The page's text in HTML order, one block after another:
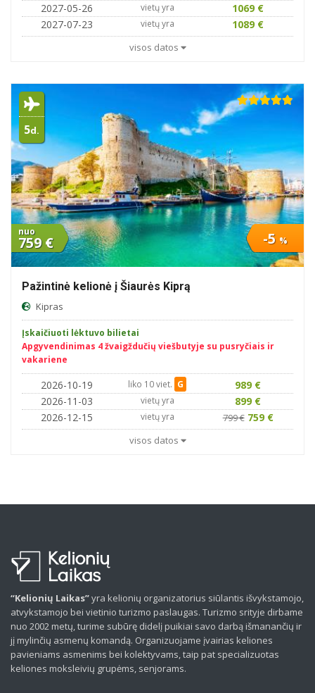
2027-05-26
vietų yra
1069 €
2027-07-23
vietų yra 1089 €
visos datos
5d.
nuo
759 € -5 %
Pažintinė kelionė į Šiaurės Kiprą
Kipras
Įskaičiuoti lėktuvo bilietai
Apgyvendinimas 4 žvaigždučių viešbutyje su pusryčiais ir
vakariene
2026-10-19 liko 10 viet. G
989 €
2026-11-03
vietų yra
899 €
2026-12-15
vietų yra 799 € 759 €
visos datos
“Kelionių Laikas”yra kelionių organizatorius siūlantis išvykstamojo,
atvykstamojo bei vietinio turizmo paslaugas. Turizmo srityje dirbame
nuo 2002 metų, turime subūrę didelį puikiai savo darbą išmanančių ir
jį mylinčių asmenų komandą. Organizuojame įvairias keliones
pavieniams asmenims bei kolektyvams, taip pat specializuotas
keliones moksleivių grupėms, senjorams.